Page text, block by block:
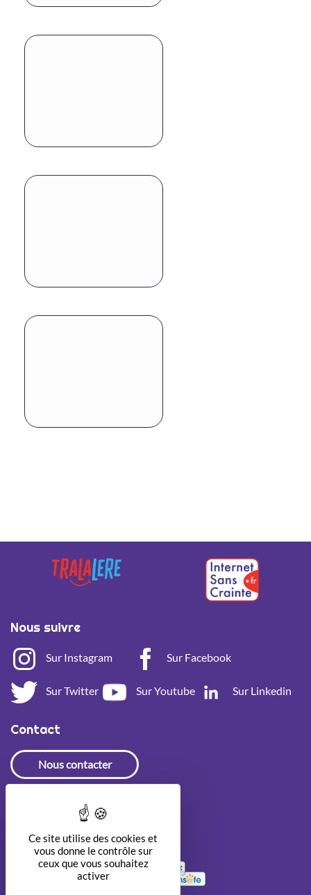
Ce site utilise des cookies et
vous donne le contrôle sur
ceux que vous souhaitez
activer
Contact
Nous contacter
Nous suivre
Sur Instagram Sur Facebook
Sur Twitter Sur Youtube Sur Linkedin